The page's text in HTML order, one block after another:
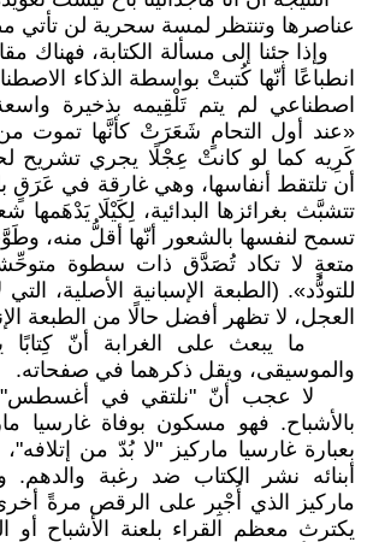
عناصرها وتنتظر لمسة سحرية لن تأتي
وإذا جئنا إلى مسألة الكتابة، فهناك
انطباعًا أنّها كُتبتْ بواسطة الذكاء
اصطناعي لم يتم تَلْقِيمه بذخيرة
«عند أول التحامٍ شَعَرَتْ كأنَّها تموت من
كَرِيه كما لو كانتْ عِجْلًا يجري تشريح
أن تلتقط أنفاسها، وهي غارقة في عَرَقٍ
تتشبَّث بغرائزها البدائية، لِكَيْلَا يَدْهَمها
تسمح لنفسها بالشعور أنّها أقلُّ منه،
متعةٍ لا تكاد تُصَدَّق ذات سطوة
للتودُّد». (الطبعة الإسبانية الأصلية،
العجل، لا تظهر أفضل حالًا من الطبعة
ما يبعث على الغرابة أنّ كِتابًا
والموسيقى، ويقل ذكرهما في صفحاته.
لا عجب أنّ "نلتقي في أغسطس"
بالأشباح. فهو مسكون بوفاة غارسيا
بعبارة غارسيا ماركيز "لا بُدّ من
أبنائه نشر الكتاب ضد رغبة والدهم.
ماركيز الذي أُجْبِر على الرقص مرةً
يكترث معظم القراء بلعنة الأشباح أو